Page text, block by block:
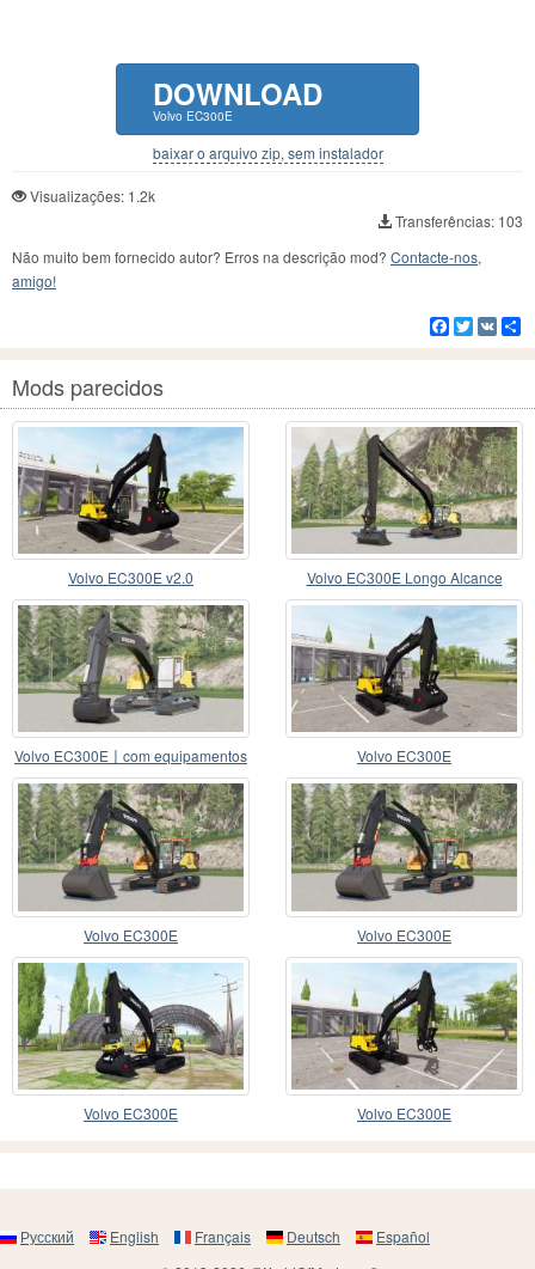
DOWNLOAD
Volvo EC300E
baixar o arquivo zip, sem instalador
Visualizações: 1.2k
Transferências: 103
Não muito bem fornecido autor? Erros na descrição mod? Contacte-nos,
amigo!
Facebook
Twitter
VK
Mods parecidos
Volvo EC300E v2.0 Volvo EC300E Longo Alcance
Volvo EC300E〡com equipamentos Volvo EC300E
Volvo EC300E Volvo EC300E
Volvo EC300E Volvo EC300E
Русский English Français Deutsch
Español